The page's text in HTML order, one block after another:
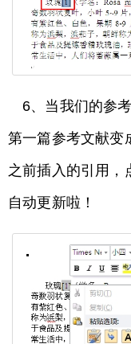
6、当我们的参
第一篇参考文献变
之前插入的引用，
自动更新啦！